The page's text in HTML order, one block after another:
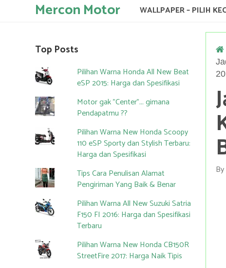
Mercon Motor WALLPAPER – PILIH
By
Top Posts
Pilihan Warna Honda All New Beat
eSP 2015: Harga dan Spesifikasi
Motor gak "Center"... gimana
Pendapatmu ??
Pilihan Warna New Honda Scoopy
110 eSP Sporty dan Stylish Terbaru:
Harga dan Spesifikasi
Tips Cara Penulisan Alamat
Pengiriman Yang Baik & Benar
Pilihan Warna All New Suzuki Satria
F150 FI 2016: Harga dan Spesifikasi
Terbaru
Pilihan Warna New Honda CB150R
StreetFire 2017: Harga Naik Tipis